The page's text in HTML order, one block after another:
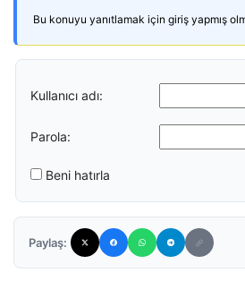
Bu konuyu yanıtlamak için giriş yapmış
Kullanıcı adı:
Parola:
Beni hatırla
Paylaş: